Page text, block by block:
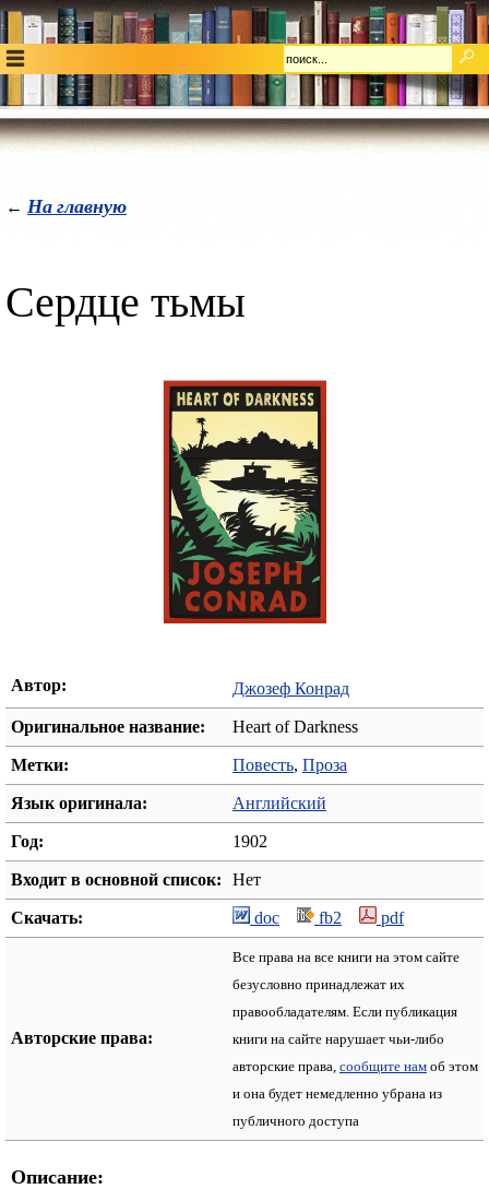
← На главную
Сердце тьмы
Автор: Джозеф Конрад
Оригинальное название: Heart of Darkness
Метки: Повесть, Проза
Язык оригинала: Английский
Год: 1902
Входит в основной список: Нет
Скачать: doc fb2 pdf
Авторские права:
Все права на все книги на этом сайте
безусловно принадлежат их
правообладателям. Если публикация
книги на сайте нарушает чьи-либо
авторские права, сообщите нам об этом
и она будет немедленно убрана из
публичного доступа
Описание: